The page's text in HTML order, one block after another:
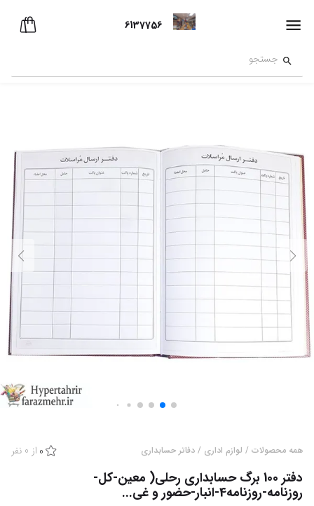
6137756
همه محصولات / لوازم اداری / دفاتر حسابداری 0 از 0 نفر
دفتر 100 برگ حسابداری رحلی( معین-کل-
روزنامه-روزنامه4-انبار-حضور و غی...